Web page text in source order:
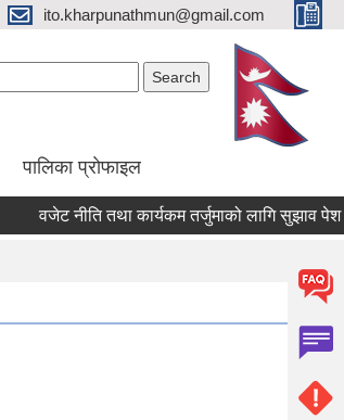
ito.kharpunathmun@gmail.com
पालिका प्राेफाइल
वजेट नीति तथा कार्यकम तर्जुमाको लागि सुझाव पेश